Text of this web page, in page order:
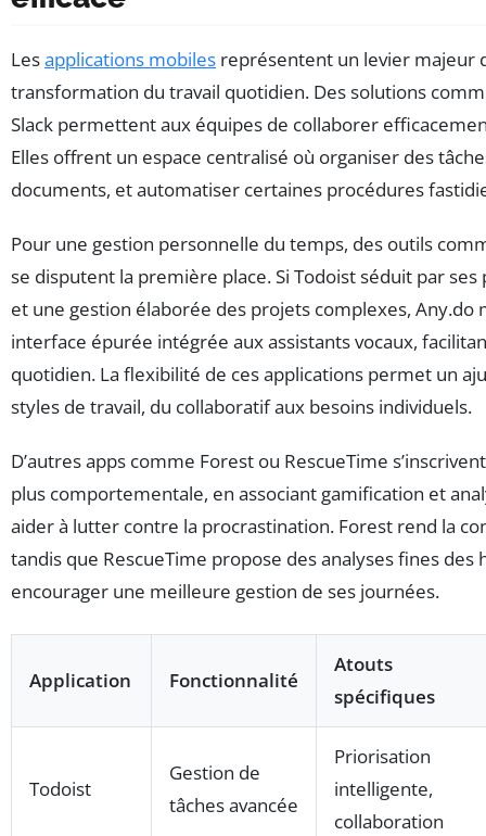
Lesapplications mobiles représentent un levier majeur
transformation du travail quotidien. Des solutions
Slack permettent aux équipes de collaborer
Elles offrent un espace centralisé où organiser des
documents, et automatiser certaines procédures
Pour une gestion personnelle du temps, des outils
se disputent la première place. Si Todoist séduit par
et une gestion élaborée des projets complexes, Any.do
interface épurée intégrée aux assistants vocaux,
quotidien. La flexibilité de ces applications permet un
styles de travail, du collaboratif aux besoins individuels.
D’autres apps comme Forest ou RescueTime
plus comportementale, en associant gamification et
aider à lutter contre la procrastination. Forest rend la
tandis que RescueTime propose des analyses fines des
encourager une meilleure gestion de ses journées.
Application Fonctionnalité
Atouts
spécifiques
Todoist
Gestion de
tâches avancée
Priorisation
intelligente,
collaboration